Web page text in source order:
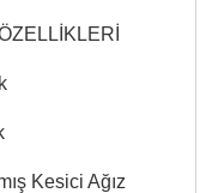
Kesici Ağız